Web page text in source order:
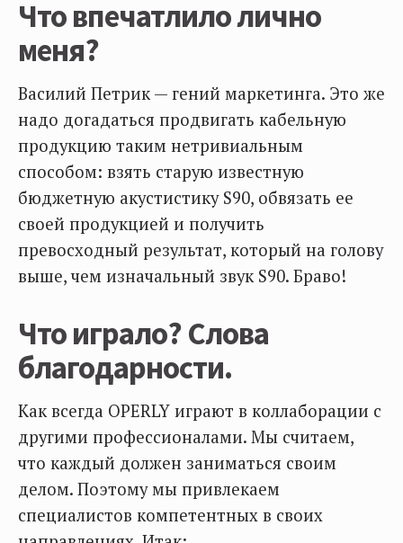
Что впечатлило лично
меня?
Василий Петрик — гений маркетинга. Это же
надо догадаться продвигать кабельную
продукцию таким нетривиальным
способом: взять старую известную
бюджетную акустистику S90, обвязать ее
своей продукцией и получить
превосходный результат, который на голову
выше, чем изначальный звук S90. Браво!
Что играло? Слова
благодарности.
Как всегда OPERLY играют в коллаборации с
другими профессионалами. Мы считаем,
что каждый должен заниматься своим
делом. Поэтому мы привлекаем
специалистов компетентных в своих